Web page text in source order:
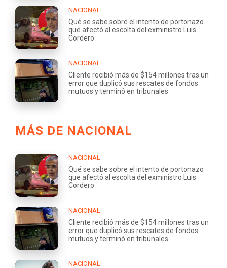
NACIONAL
Qué se sabe sobre el intento de portonazo
que afectó al escolta del exministro Luis
Cordero
NACIONAL
Cliente recibió más de $154 millones tras un
error que duplicó sus rescates de fondos
mutuos y terminó en tribunales
MÁS DE NACIONAL
NACIONAL
Qué se sabe sobre el intento de portonazo
que afectó al escolta del exministro Luis
Cordero
NACIONAL
Cliente recibió más de $154 millones tras un
error que duplicó sus rescates de fondos
mutuos y terminó en tribunales
NACIONAL